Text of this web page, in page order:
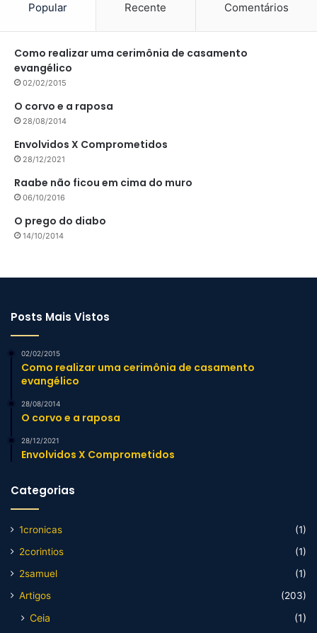
Popular Recente Comentários
Como realizar uma cerimônia de casamento
evangélico
02/02/2015
O corvo e a raposa
28/08/2014
Envolvidos X Comprometidos
28/12/2021
Raabe não ficou em cima do muro
06/10/2016
O prego do diabo
14/10/2014
Posts Mais Vistos
02/02/2015
Como realizar uma cerimônia de casamento
evangélico
28/08/2014
O corvo e a raposa
28/12/2021
Envolvidos X Comprometidos
Categorias
1cronicas
(1)
2corintios
(1)
2samuel
(1)
Artigos
(203)
Ceia
(1)